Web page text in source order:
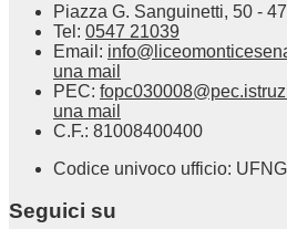
Piazza G. Sanguinetti, 50 -
Tel: 0547 21039
Email:
una mail
PEC:
una mail
C.F.: 81008400400
Codice univoco ufficio:
Seguici su